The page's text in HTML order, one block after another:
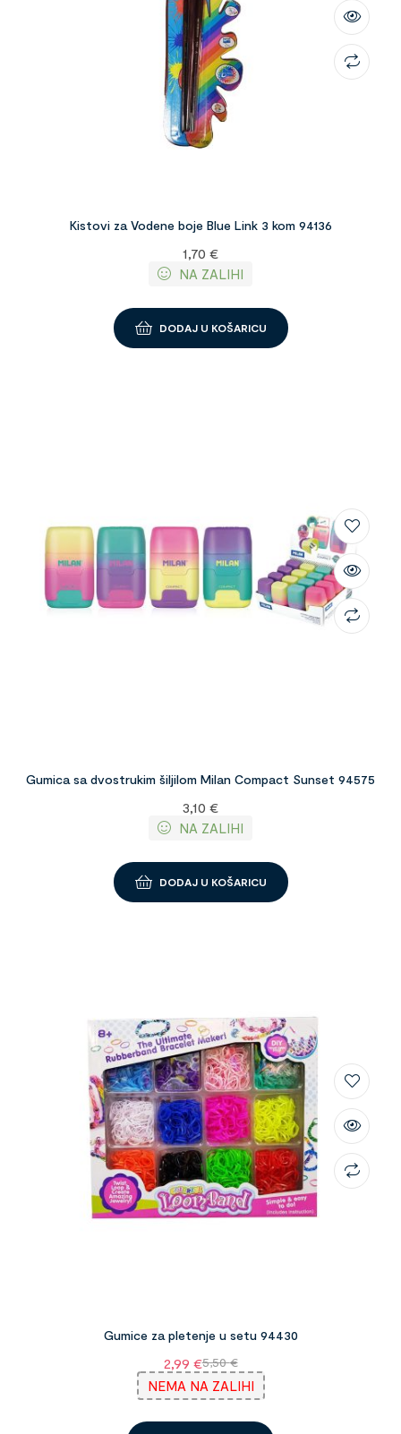
Kistovi za Vodene boje Blue Link 3 kom 94136
1,70 €
NA ZALIHI
DODAJ U KOŠARICU
Gumica sa dvostrukim šiljilom Milan Compact Sunset 94575
3,10 €
NA ZALIHI
DODAJ U KOŠARICU
Gumice za pletenje u setu 94430
5,50€
2,99 €
NEMA NA ZALIHI